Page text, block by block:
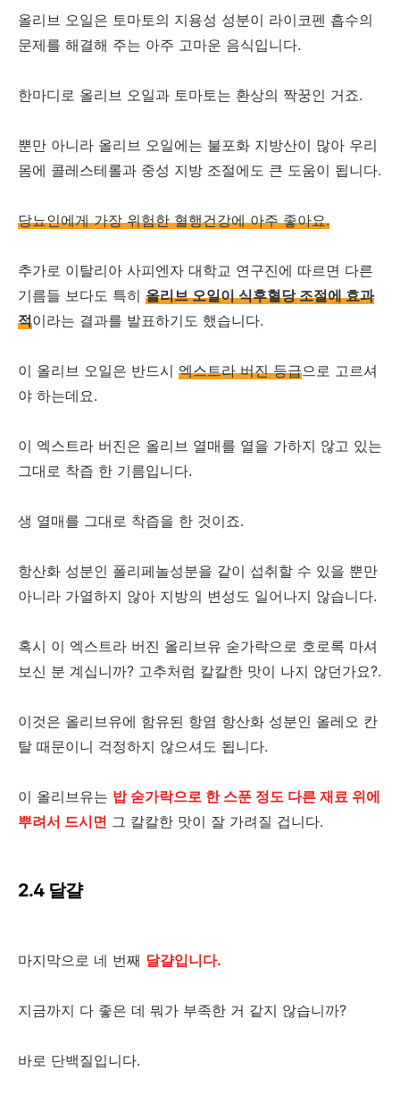
올리브 오일은 토마토의 지용성 성분이 라이코펜 흡수의
문제를 해결해 주는 아주 고마운 음식입니다.
한마디로 올리브 오일과 토마토는 환상의 짝꿍인 거죠.
뿐만 아니라 올리브 오일에는 불포화 지방산이 많아 우리
몸에 콜레스테롤과 중성 지방 조절에도 큰 도움이 됩니다.
당뇨인에게 가장 위험한 혈행건강에 아주 좋아요.
추가로 이탈리아 사피엔자 대학교 연구진에 따르면 다른
기름들 보다도 특히 올리브 오일이 식후혈당 조절에 효과
적이라는 결과를 발표하기도 했습니다.
이 올리브 오일은 반드시 엑스트라 버진 등급으로 고르셔
야 하는데요.
이 엑스트라 버진은 올리브 열매를 열을 가하지 않고 있는
그대로 착즙 한 기름입니다.
생 열매를 그대로 착즙을 한 것이죠.
항산화 성분인 폴리페놀성분을 같이 섭취할 수 있을 뿐만
아니라 가열하지 않아 지방의 변성도 일어나지 않습니다.
혹시 이 엑스트라 버진 올리브유 숟가락으로 호로록 마셔
보신 분 계십니까? 고추처럼 칼칼한 맛이 나지 않던가요?.
이것은 올리브유에 함유된 항염 항산화 성분인 올레오 칸
탈 때문이니 걱정하지 않으셔도 됩니다.
이 올리브유는 밥 숟가락으로 한 스푼 정도 다른 재료 위에
뿌려서 드시면 그 칼칼한 맛이 잘 가려질 겁니다.
2.4 달걀
마지막으로 네 번째 달걀입니다.
지금까지 다 좋은 데 뭐가 부족한 거 같지 않습니까?
바로 단백질입니다.